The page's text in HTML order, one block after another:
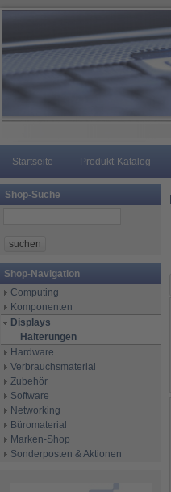
Startseite Produkt-Katalog
Shop-Suche
Shop-Navigation
Computing
Komponenten
Displays
Halterungen
Hardware
Verbrauchsmaterial
Zubehör
Software
Networking
Büromaterial
Marken-Shop
Sonderposten & Aktionen